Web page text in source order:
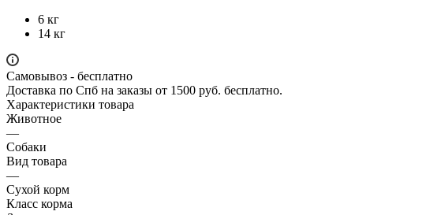
6 кг
14 кг
Самовывоз - бесплатно
Доставка по Спб на заказы от 1500 руб. бесплатно.
Характеристики товара
Животное
—
Собаки
Вид товара
—
Сухой корм
Класс корма